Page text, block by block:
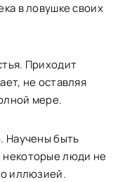
в ловушке своих
Приходит
не оставляя
мере.
Научены быть
некоторые люди не
иллюзией.